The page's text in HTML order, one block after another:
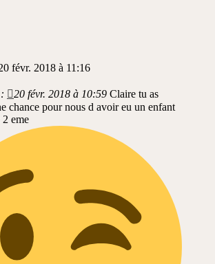
févr. 2018 à 11:16
20 févr. 2018 à 10:59 Claire tu as
chance pour nous d avoir eu un enfant
2 eme